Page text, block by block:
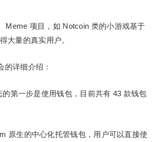
Meme 项目，如 Notcoin 类的小游戏基于
大量的真实用户。
的详细介绍：
第一步是使用钱包，目前共有 43 款钱包
原生的中心化托管钱包，用户可以直接使